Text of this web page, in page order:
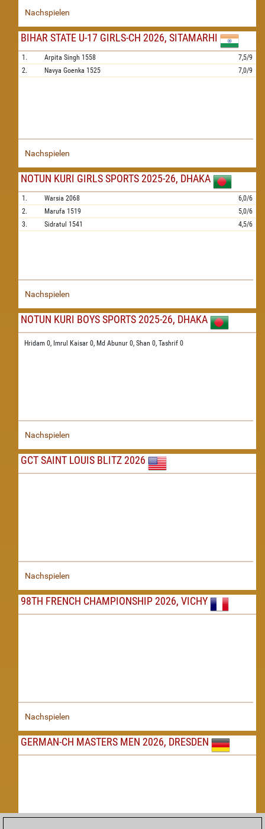
Nachspielen
BIHAR STATE U-17 GIRLS-CH 2026, SITAMARHI
1. Arpita Singh 1558
7,5/9
2.
Navya Goenka 1525 7,0/9
Nachspielen
NOTUN KURI GIRLS SPORTS 2025-26, DHAKA
1. Warsia 2068
6,0/6
2.
Marufa 1519
5,0/6
3.
Sidratul 1541 4,5/6
Nachspielen
NOTUN KURI BOYS SPORTS 2025-26, DHAKA
Hridam 0, Imrul Kaisar 0, Md Abunur 0, Shan 0, Tashrif 0
Nachspielen
GCT SAINT LOUIS BLITZ 2026
Nachspielen
98TH FRENCH CHAMPIONSHIP 2026, VICHY
Nachspielen
GERMAN-CH MASTERS MEN 2026, DRESDEN